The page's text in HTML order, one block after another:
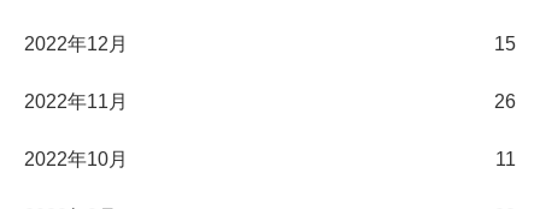
2022年12月 15
2022年11月 26
2022年10月 11